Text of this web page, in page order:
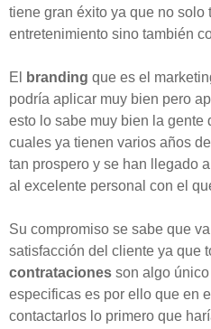
tiene gran éxito ya que no solo
entretenimiento sino también
El branding que es el
podría aplicar muy bien pero
esto lo sabe muy bien la gente
cuales ya tienen varios años
tan prospero y se han llegado
al excelente personal con el
Su compromiso se sabe que
satisfacción del cliente ya que
contrataciones son algo
especificas es por ello que en
contactarlos lo primero que